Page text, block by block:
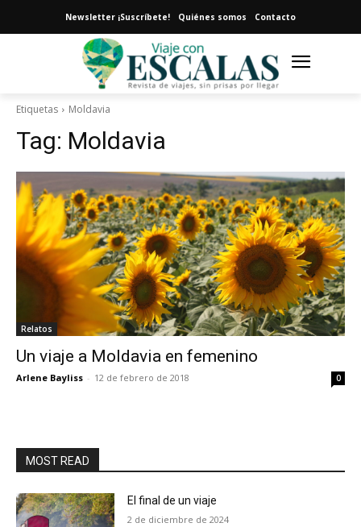
Newsletter ¡Suscríbete! Quiénes somos Contacto
Etiquetas Moldavia
Tag: Moldavia
Relatos
Un viaje a Moldavia en femenino
Arlene Bayliss - 12 de febrero de 2018 0
MOST READ
El final de un viaje
2 de diciembre de 2024